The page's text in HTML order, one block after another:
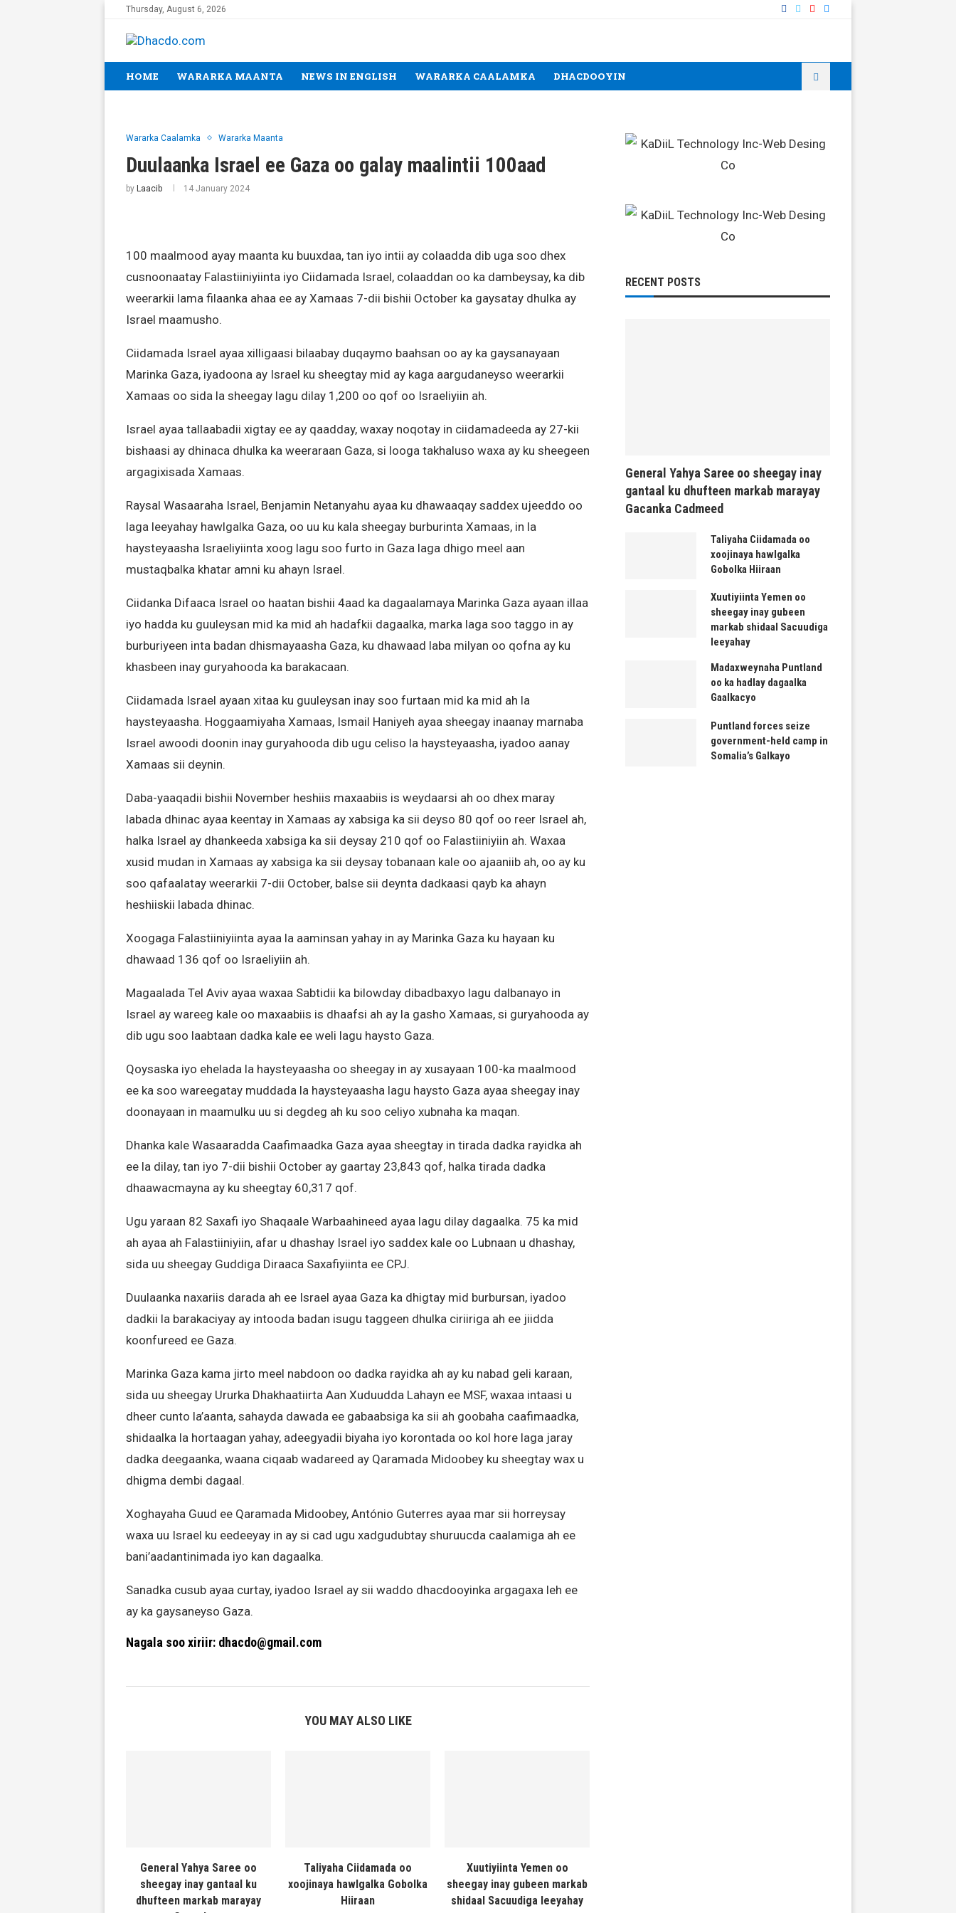
Thursday, August 6, 2026
HOME WARARKA MAANTA NEWS IN ENGLISH WARARKA CAALAMKA DHACDOOYIN
Wararka Caalamka Wararka Maanta
Duulaanka Israel ee Gaza oo galay maalintii 100aad
by Laacib 14 January 2024
100 maalmood ayay maanta ku buuxdaa, tan iyo intii ay colaadda dib uga soo dhex
cusnoonaatay Falastiiniyiinta iyo Ciidamada Israel, colaaddan oo ka dambeysay, ka dib
weerarkii lama filaanka ahaa ee ay Xamaas 7-dii bishii October ka gaysatay dhulka ay
Israel maamusho.
Ciidamada Israel ayaa xilligaasi bilaabay duqaymo baahsan oo ay ka gaysanayaan
Marinka Gaza, iyadoona ay Israel ku sheegtay mid ay kaga aargudaneyso weerarkii
Xamaas oo sida la sheegay lagu dilay 1,200 oo qof oo Israeliyiin ah.
Israel ayaa tallaabadii xigtay ee ay qaadday, waxay noqotay in ciidamadeeda ay 27-kii
bishaasi ay dhinaca dhulka ka weeraraan Gaza, si looga takhaluso waxa ay ku sheegeen
argagixisada Xamaas.
Raysal Wasaaraha Israel, Benjamin Netanyahu ayaa ku dhawaaqay saddex ujeeddo oo
laga leeyahay hawlgalka Gaza, oo uu ku kala sheegay burburinta Xamaas, in la
haysteyaasha Israeliyiinta xoog lagu soo furto in Gaza laga dhigo meel aan
mustaqbalka khatar amni ku ahayn Israel.
Ciidanka Difaaca Israel oo haatan bishii 4aad ka dagaalamaya Marinka Gaza ayaan illaa
iyo hadda ku guuleysan mid ka mid ah hadafkii dagaalka, marka laga soo taggo in ay
burburiyeen inta badan dhismayaasha Gaza, ku dhawaad laba milyan oo qofna ay ku
khasbeen inay guryahooda ka barakacaan.
Ciidamada Israel ayaan xitaa ku guuleysan inay soo furtaan mid ka mid ah la
haysteyaasha. Hoggaamiyaha Xamaas, Ismail Haniyeh ayaa sheegay inaanay marnaba
Israel awoodi doonin inay guryahooda dib ugu celiso la haysteyaasha, iyadoo aanay
Xamaas sii deynin.
Daba-yaaqadii bishii November heshiis maxaabiis is weydaarsi ah oo dhex maray
labada dhinac ayaa keentay in Xamaas ay xabsiga ka sii deyso 80 qof oo reer Israel ah,
halka Israel ay dhankeeda xabsiga ka sii deysay 210 qof oo Falastiiniyiin ah. Waxaa
xusid mudan in Xamaas ay xabsiga ka sii deysay tobanaan kale oo ajaaniib ah, oo ay ku
soo qafaalatay weerarkii 7-dii October, balse sii deynta dadkaasi qayb ka ahayn
heshiiskii labada dhinac.
Xoogaga Falastiiniyiinta ayaa la aaminsan yahay in ay Marinka Gaza ku hayaan ku
dhawaad 136 qof oo Israeliyiin ah.
Magaalada Tel Aviv ayaa waxaa Sabtidii ka bilowday dibadbaxyo lagu dalbanayo in
Israel ay wareeg kale oo maxaabiis is dhaafsi ah ay la gasho Xamaas, si guryahooda ay
dib ugu soo laabtaan dadka kale ee weli lagu haysto Gaza.
Qoysaska iyo ehelada la haysteyaasha oo sheegay in ay xusayaan 100-ka maalmood
ee ka soo wareegatay muddada la haysteyaasha lagu haysto Gaza ayaa sheegay inay
doonayaan in maamulku uu si degdeg ah ku soo celiyo xubnaha ka maqan.
Dhanka kale Wasaaradda Caafimaadka Gaza ayaa sheegtay in tirada dadka rayidka ah
ee la dilay, tan iyo 7-dii bishii October ay gaartay 23,843 qof, halka tirada dadka
dhaawacmayna ay ku sheegtay 60,317 qof.
Ugu yaraan 82 Saxafi iyo Shaqaale Warbaahineed ayaa lagu dilay dagaalka. 75 ka mid
ah ayaa ah Falastiiniyiin, afar u dhashay Israel iyo saddex kale oo Lubnaan u dhashay,
sida uu sheegay Guddiga Diraaca Saxafiyiinta ee CPJ.
Duulaanka naxariis darada ah ee Israel ayaa Gaza ka dhigtay mid burbursan, iyadoo
dadkii la barakaciyay ay intooda badan isugu taggeen dhulka ciriiriga ah ee jiidda
koonfureed ee Gaza.
Marinka Gaza kama jirto meel nabdoon oo dadka rayidka ah ay ku nabad geli karaan,
sida uu sheegay Ururka Dhakhaatiirta Aan Xuduudda Lahayn ee MSF, waxaa intaasi u
dheer cunto la’aanta, sahayda dawada ee gabaabsiga ka sii ah goobaha caafimaadka,
shidaalka la hortaagan yahay, adeegyadii biyaha iyo korontada oo kol hore laga jaray
dadka deegaanka, waana ciqaab wadareed ay Qaramada Midoobey ku sheegtay wax u
dhigma dembi dagaal.
Xoghayaha Guud ee Qaramada Midoobey, António Guterres ayaa mar sii horreysay
waxa uu Israel ku eedeeyay in ay si cad ugu xadgudubtay shuruucda caalamiga ah ee
bani’aadantinimada iyo kan dagaalka.
Sanadka cusub ayaa curtay, iyadoo Israel ay sii waddo dhacdooyinka argagaxa leh ee
ay ka gaysaneyso Gaza.
Nagala soo xiriir: dhacdo@gmail.com
YOU MAY ALSO LIKE
General Yahya Saree oo
sheegay inay gantaal ku
dhufteen markab marayay
Taliyaha Ciidamada oo
xoojinaya hawlgalka Gobolka
Hiiraan
Xuutiyiinta Yemen oo
sheegay inay gubeen markab
shidaal Sacuudiga leeyahay
RECENT POSTS
General Yahya Saree oo sheegay inay
gantaal ku dhufteen markab marayay
Gacanka Cadmeed
Taliyaha Ciidamada oo
xoojinaya hawlgalka
Gobolka Hiiraan
Xuutiyiinta Yemen oo
sheegay inay gubeen
markab shidaal Sacuudiga
leeyahay
Madaxweynaha Puntland
oo ka hadlay dagaalka
Gaalkacyo
Puntland forces seize
government-held camp in
Somalia’s Galkayo